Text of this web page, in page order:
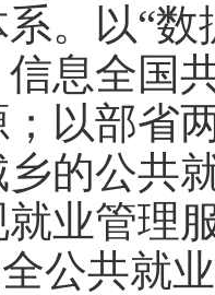
。以“
息全国
以部省
的公共
业管理
公共就